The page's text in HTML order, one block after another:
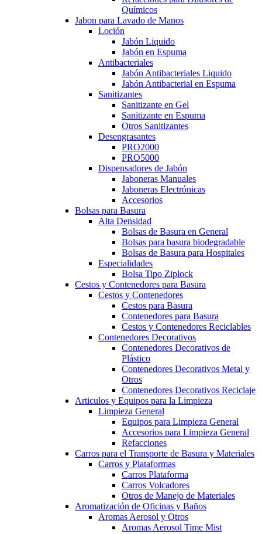
Químicos
Jabon para Lavado de Manos
Loción
Jabón Liquido
Jabón en Espuma
Antibacteriales
Jabón Antibacteriales Liquido
Jabón Antibacterial en Espuma
Sanitizantes
Sanitizante en Gel
Sanitizante en Espuma
Otros Sanitizantes
Desengrasantes
PRO2000
PRO5000
Dispensadores de Jabón
Jaboneras Manuales
Jaboneras Electrónicas
Accesorios
Bolsas para Basura
Alta Densidad
Bolsas de Basura en General
Bolsas para basura biodegradable
Bolsas de Basura para Hospitales
Especialidades
Bolsa Tipo Ziplock
Cestos y Contenedores para Basura
Cestos y Contenedores
Cestos para Basura
Contenedores para Basura
Cestos y Contenedores Reciclables
Contenedores Decorativos
Contenedores Decorativos de
Plástico
Contenedores Decorativos Metal y
Otros
Contenedores Decorativos Reciclaje
Articulos y Equipos para la Limpieza
Limpieza General
Equipos para Limpieza General
Accesorios para Limpieza General
Refacciones
Carros para el Transporte de Basura y Materiales
Carros y Plataformas
Carros Plataforma
Carros Volcadores
Otros de Manejo de Materiales
Aromatización de Oficinas y Baños
Aromas Aerosol y Otros
Aromas Aerosol Time Mist